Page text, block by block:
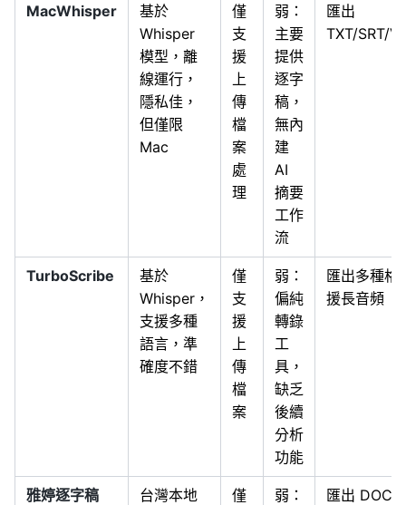
MacWhisper
基於
Whisper
模型，離
線運行，
隱私佳，
但僅限
Mac
僅
支
援
上
傳
檔
案
處
理
弱：
主要
提供
逐字
稿，
無內
建
AI
摘要
工作
流
匯出
TXT/SRT/
TurboScribe
基於
Whisper，
支援多種
語言，準
確度不錯
僅
支
援
上
傳
檔
案
弱：
偏純
轉錄
工
具，
缺乏
後續
分析
功能
匯出多種格
援長音頻
雅婷逐字稿
台灣本地
僅
弱：
匯出 DOC/